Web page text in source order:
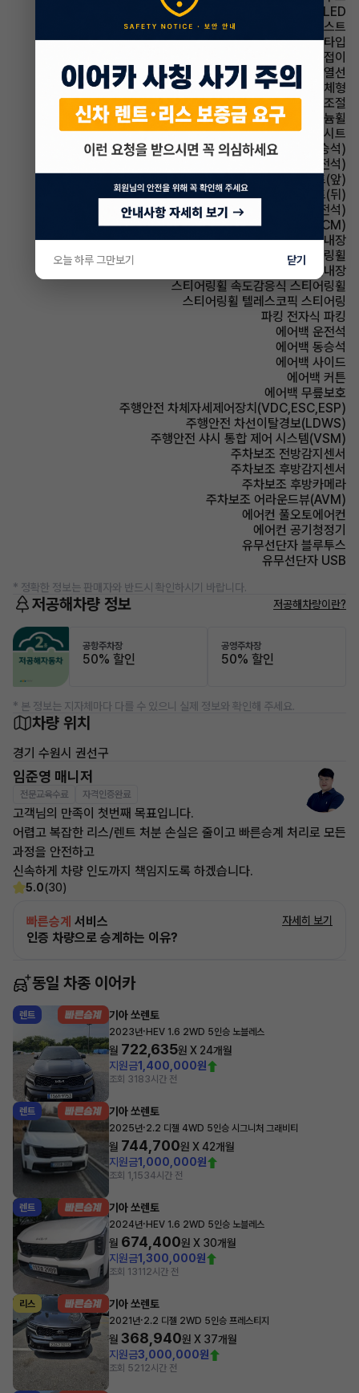
헤드램프 LED
헤드램프 하이빔 어시스트
헤드램프 프로젝션 타입
사이드미러 전동접이
사이드미러 열선
사이드미러 방향지시등 일체형
사이드미러 후진각도조절
휠타이어 알루미늄휠
시트 가죽시트
시트 전동시트(동승석)
시트 전동시트(운전석)
시트 열선시트(앞)
시트 열선시트(뒤)
시트 메모리시트(운전석)
룸미러 전자식 룸미러(ECM)
룸미러 하이패스 내장
스티어링휠 가죽스티어링휠
스티어링휠 열선내장
스티어링휠 속도감응식 스티어링휠
스티어링휠 텔레스코픽 스티어링
파킹 전자식 파킹
에어백 운전석
에어백 동승석
에어백 사이드
에어백 커튼
에어백 무릎보호
주행안전 차체자세제어장치(VDC,ESC,ESP)
주행안전 차선이탈경보(LDWS)
주행안전 샤시 통합 제어 시스템(VSM)
주차보조 전방감지센서
주차보조 후방감지센서
주차보조 후방카메라
주차보조 어라운드뷰(AVM)
에어컨 풀오토에어컨
에어컨 공기청정기
유무선단자 블루투스
유무선단자 USB
* 정확한 정보는 판매자와 반드시 확인하시기 바랍니다.
저공해차량 정보 저공해차량이란?
공항주차장
50% 할인
공영주차장
50% 할인
* 본 정보는 지자체마다 다를 수 있으니 실제 정보와 확인해 주세요.
차량 위치
경기 수원시 권선구
임준영 매니저
전문교육수료 자격인증완료
고객님의 만족이 첫번째 목표입니다.
어렵고 복잡한 리스/렌트 처분 손실은 줄이고 빠른승계 처리로 모든
과정을 안전하고
신속하게 차량 인도까지 책임지도록 하겠습니다.
5.0(30)
빠른승계 서비스
인증 차량으로 승계하는 이유?
자세히 보기
동일 차종 이어카
렌트 기아 쏘렌토
2023년· HEV 1.6 2WD 5인승 노블레스
월 722,635원 X 24개월
지원금1,400,000원
조회 3183시간 전
렌트 기아 쏘렌토
2025년·2.2 디젤 4WD 5인승 시그니처 그래비티
월 744,700원 X42개월
지원금1,000,000원
조회 1,1534시간 전
렌트 기아 쏘렌토
2024년· HEV 1.6 2WD 5인승 노블레스
월 674,400원 X 30개월
지원금1,300,000원
조회 131 12시간 전
리스 기아 쏘렌토
2021년·2.2 디젤 2WD 5인승 프레스티지
월 368,940원 X 37개월
지원금3,000,000원
조회 5212시간 전
오늘 하루 그만보기 닫기